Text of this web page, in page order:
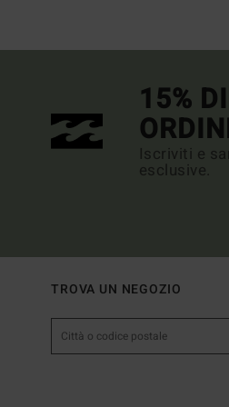
15%
Iscriviti e
esclusive.
TROVA UN NEGOZIO